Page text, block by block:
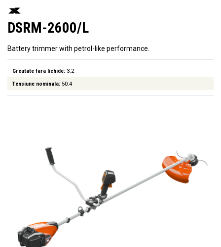
DSRM-2600/L
Battery trimmer with petrol-like performance.
Greutate fara lichide: 3.2
Tensiune nominala: 50.4